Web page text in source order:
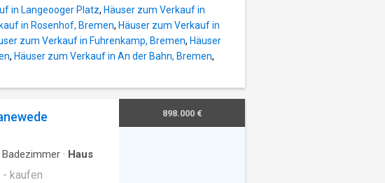
wurde
Küch
in Langeooger Platz, Häuser zum Verkauf in
in Rosenhof, Bremen, Häuser zum Verkauf in
zum Verkauf in Fuhrenkamp, Bremen, Häuser
, Häuser zum Verkauf in An der Bahn, Bremen,
Badezimmer · Haus
- kaufen
898.000 €